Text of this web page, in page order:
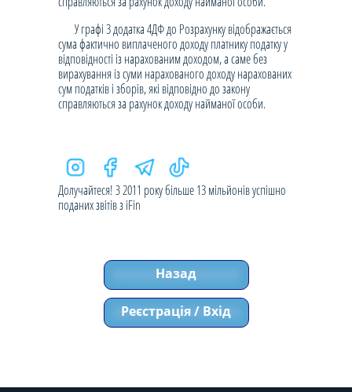
У графі 3 додатка 4ДФ до Розрахунку відображається
сума фактично виплаченого доходу платнику податку у
відповідності із нарахованим доходом, а саме без
вирахування із суми нарахованого доходу нарахованих
сум податків і зборів, які відповідно до закону
справляються за рахунок доходу найманої особи.
Долучайтеся! З 2011 року більше 13 мільйонів успішно
поданих звітів з iFin
Назад
Реєстрація / Вхід